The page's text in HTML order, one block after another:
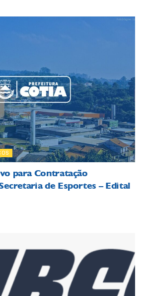
para Contratação
de Esportes – Edital